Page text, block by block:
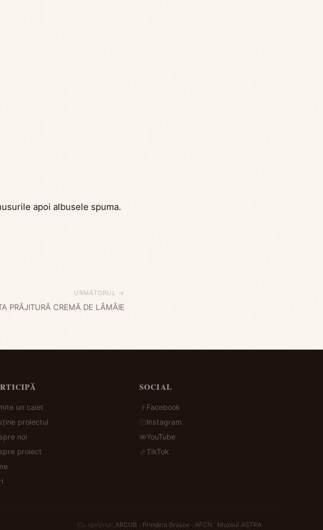
apoi albusele spuma.
URMĂTORUL →
PRĂJITURĂ CREMĂ DE LÂMÂIE
un caiet
proiectul
noi
proiect
SOCIAL
Facebook
Instagram
YouTube
TikTok
Cu sprijinul: ARCUB · Primăria Brașov · AFCN · Muzeul ASTRA